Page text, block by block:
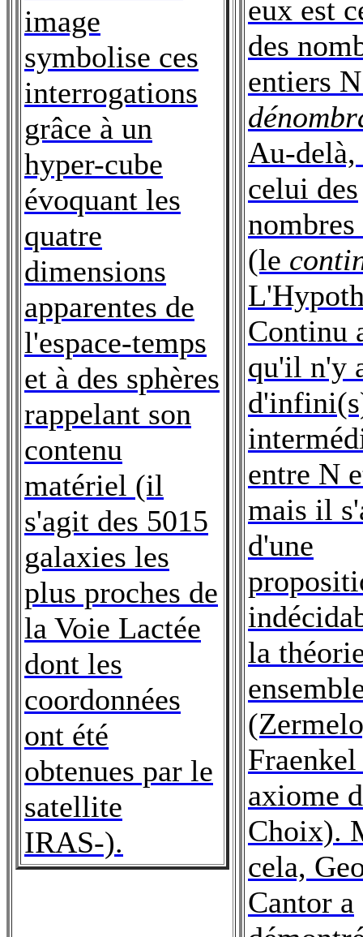
image
symbolise ces
interrogations
grâce à un
hyper-cube
évoquant les
quatre
dimensions
apparentes de
l'espace-temps
et à des sphères
rappelant son
contenu
matériel (il
s'agit des 5015
galaxies les
plus proches de
la Voie Lactée
dont les
coordonnées
ont été
obtenues par le
satellite
IRAS-).
eux est
des
entiers
Au-
celui des
nombres
(le
Continu
qu'il n'y
entre N
mais il
d'une
la
axiome
Choix).
cela,
Cantor a